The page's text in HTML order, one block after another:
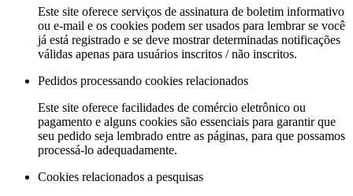
Este site oferece serviços de assinatura de boletim informativo
ou e-mail e os cookies podem ser usados ​​para lembrar se você
já está registrado e se deve mostrar determinadas notificações
válidas apenas para usuários inscritos / não inscritos.
Pedidos processando cookies relacionados
Este site oferece facilidades de comércio eletrônico ou
pagamento e alguns cookies são essenciais para garantir que
seu pedido seja lembrado entre as páginas, para que possamos
processá-lo adequadamente.
Cookies relacionados a pesquisas